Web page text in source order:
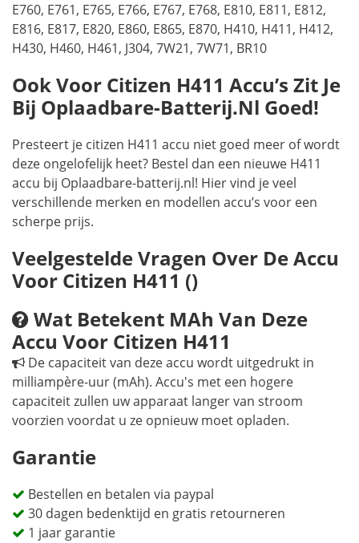
E760, E761, E765, E766, E767, E768, E810, E811, E812,
E816, E817, E820, E860, E865, E870, H410, H411, H412,
H430, H460, H461, J304, 7W21, 7W71, BR10
Ook Voor Citizen H411 Accu’s Zit Je
Bij Oplaadbare-Batterij.nl Goed!
Presteert je citizen H411 accu niet goed meer of wordt
deze ongelofelijk heet? Bestel dan een nieuwe H411
accu bij Oplaadbare-batterij.nl! Hier vind je veel
verschillende merken en modellen accu’s voor een
scherpe prijs.
Veelgestelde Vragen Over De Accu
Voor Citizen H411 ()
Wat Betekent MAh Van Deze
Accu Voor Citizen H411
De capaciteit van deze accu wordt uitgedrukt in
milliampère-uur (mAh). Accu's met een hogere
capaciteit zullen uw apparaat langer van stroom
voorzien voordat u ze opnieuw moet opladen.
Garantie
Bestellen en betalen via paypal
30 dagen bedenktijd en gratis retourneren
1 jaar garantie